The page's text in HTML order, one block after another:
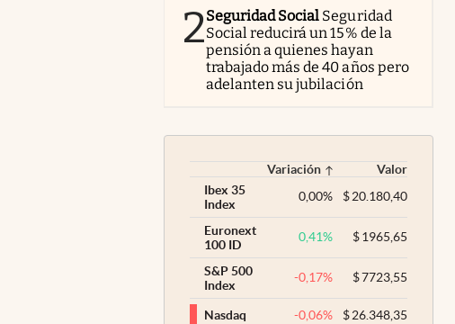
2Seguridad Social Seguridad
Social reducirá un 15% de la
pensión a quienes hayan
trabajado más de 40 años pero
adelanten su jubilación
Variación
Valor
Ibex 35
Index
0,00% $20.180,40
Euronext
100 ID
0,41% $1965,65
S&P 500
Index
-0,17% $7723,55
Nasdaq -0,06% $26.348,35